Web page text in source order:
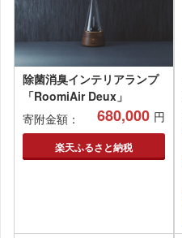
除菌消臭インテリアランプ
「RoomiAir Deux」
寄附金額：
680,000 円
楽天ふるさと納税